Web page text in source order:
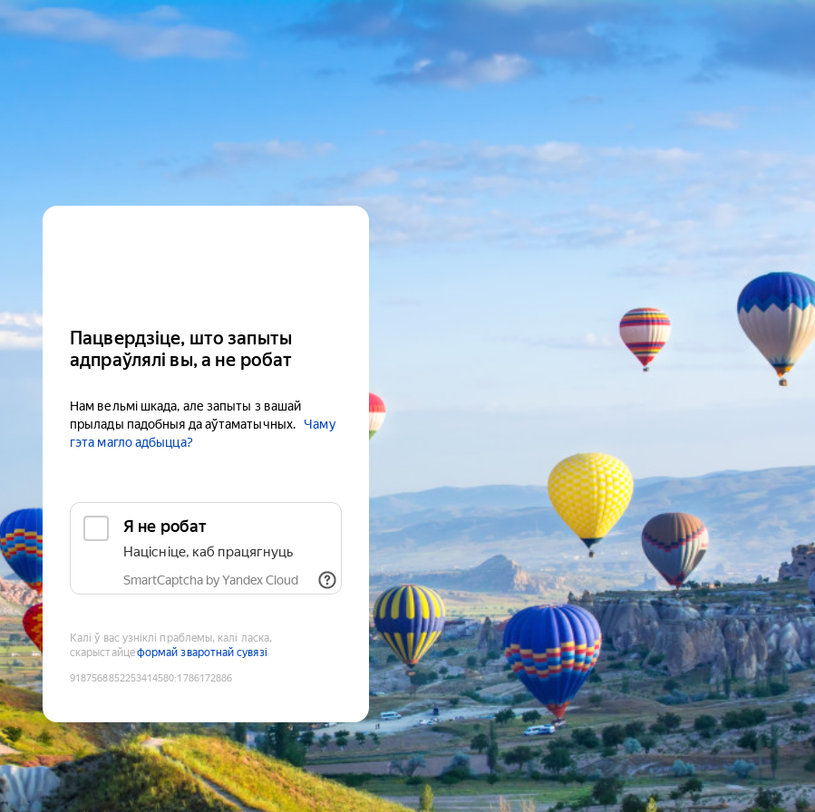
Пацвердзіце, што запыты
адпраўлялі вы, а не робат
Нам вельмі шкада, але запыты з вашай
прылады падобныя да аўтаматычных.
Чаму
гэта магло адбыцца?
Я не робат
Націсніце, каб працягнуць
SmartCaptcha by Yandex Cloud
Калі ў вас узніклі праблемы, калі ласка,
скарыстайцеформай зваротнай сувязі
9187568852253414580:1786172886